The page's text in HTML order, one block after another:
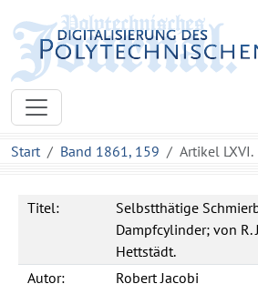
Start Band 1861, 159 Artikel LXVI.
Titel:
Selbstthätige
Dampfcylinder; von R.
Hettstädt.
Autor:
Robert Jacobi